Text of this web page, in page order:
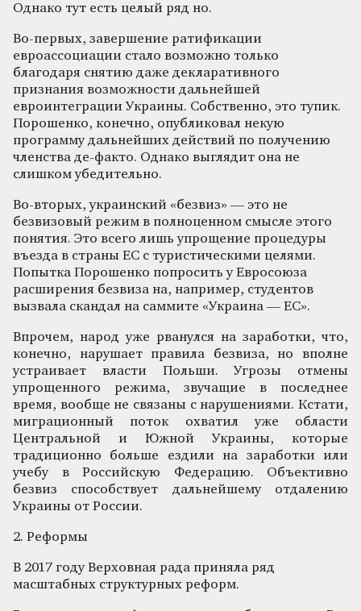
Однако тут есть целый ряд но.
Во-первых, завершение ратификации
евроассоциации стало возможно только
благодаря снятию даже декларативного
признания возможности дальнейшей
евроинтеграции Украины. Собственно, это тупик.
Порошенко, конечно, опубликовал некую
программу дальнейших действий по получению
членства де-факто. Однако выглядит она не
слишком убедительно.
Во-вторых, украинский «безвиз» — это не
безвизовый режим в полноценном смысле этого
понятия. Это всего лишь упрощение процедуры
въезда в страны ЕС с туристическими целями.
Попытка Порошенко попросить у Евросоюза
расширения безвиза на, например, студентов
вызвала скандал на саммите «Украина — ЕС».
Впрочем, народ уже рванулся на заработки, что,
конечно, нарушает правила безвиза, но вполне
устраивает власти Польши. Угрозы отмены
упрощенного режима, звучащие в последнее
время, вообще не связаны с нарушениями. Кстати,
миграционный поток охватил уже области
Центральной и Южной Украины, которые
традиционно больше ездили на заработки или
учебу в Российскую Федерацию. Объективно
безвиз способствует дальнейшему отдалению
Украины от России.
2. Реформы
В 2017 году Верховная рада приняла ряд
масштабных структурных реформ.